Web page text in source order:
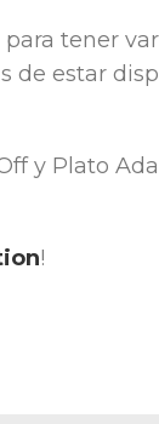
tener
de estar
y Plato
!